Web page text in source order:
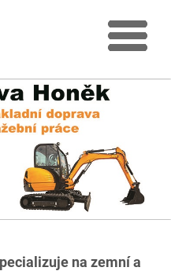
na zemní a